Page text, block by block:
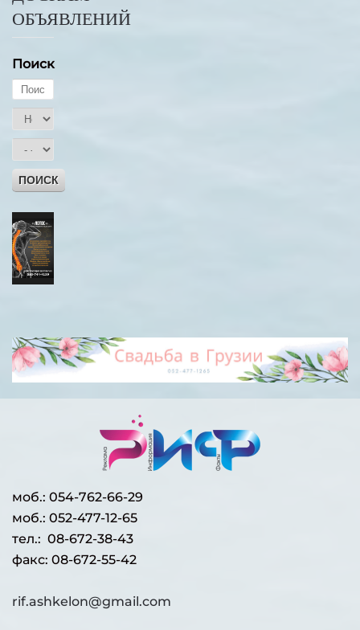
ОБЪЯВЛЕНИЙ
Поиск
ПОИСК
моб.: 054-762-66-29
моб.: 052-477-12-65
тел.: 08-672-38-43
факс: 08-672-55-42
rif.ashkelon@gmail.com